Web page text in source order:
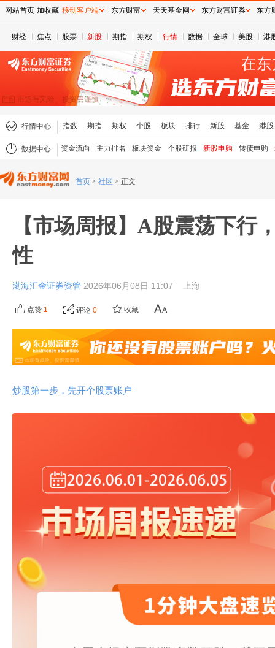
财经 焦点 股票 新股 期指 期权 行情 数据 全球 美股 港
行情中心 指数 期指 期权 个股 板块 排行 新股 基金 港股
数据中心 资金流向 主力排名 板块资金 个股研报 新股申购 转债申购
首页 > 社区 > 正文
【市场周报】A股震荡下行
性
渤海汇金证券资管 2026年06月08日 11:07 上海
点赞 1 评论 0 收藏
炒股第一步，先开个股票账户
网站首页 加收藏 移动客户端 东方财富 天天基金网 东方财富证券 东方